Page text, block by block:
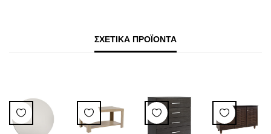
ΣΧΕΤΙΚΆ ΠΡΟΪΌΝΤΑ